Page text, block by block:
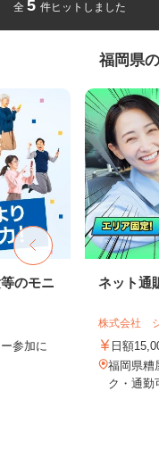
全 5 件ヒットしました
福岡県
のモニ
参加に
ネット通
株式会社
日額
福岡県糟
ク・通勤